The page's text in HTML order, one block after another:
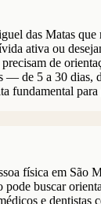
das Matas que
ativa ou
de
— de 5 a 30 dias,
fundamental
física em São
pode buscar
e dentistas